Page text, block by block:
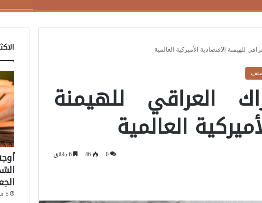
للهيمنة الاقتصادية الأميركية العالمية
العراقي للهيمنة
العالمية
0
46 6 دقائق
5 سبتمبر، 2025